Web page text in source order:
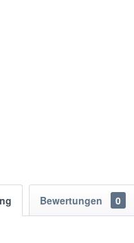
Bewertungen 0